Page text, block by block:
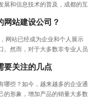
展和信息技术的普及，成都的互
网站建设公司？
网站已经成为企业和个人展示
。然而，对于大多数非专业人员
要关注的几点
哪些？如今，越来越多的企业通
的形象，增加产品的销量大多数